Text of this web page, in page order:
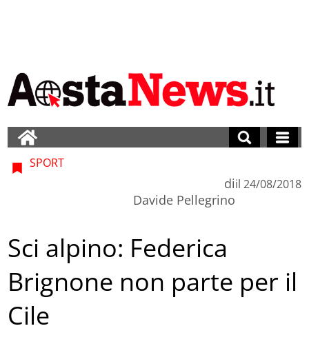
SPORT
di
Davide Pellegrino
il 24/08/2018
Sci alpino: Federica
Brignone non parte per il
Cile